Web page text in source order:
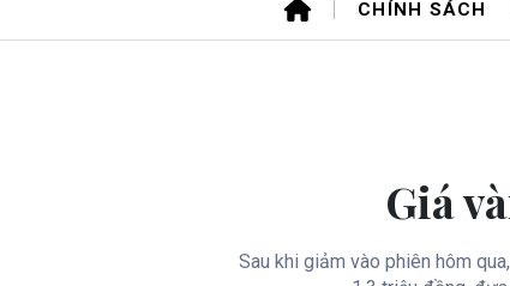
CHÍNH SÁCH
Giá
Sau khi giảm vào phiên hôm